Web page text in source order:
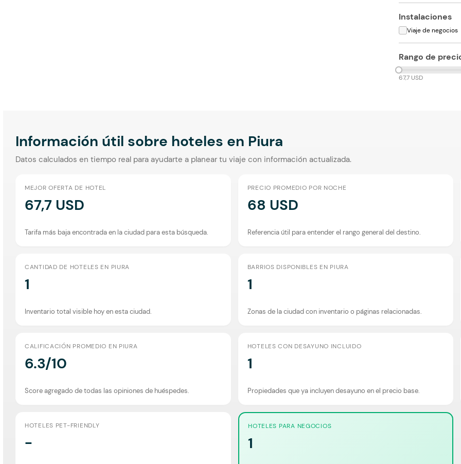
Instalaciones
Viaje de negocios
Rango de
67,7 USD
Información útil sobre hoteles en Piura
Datos calculados en tiempo real para ayudarte a planear tu viaje con información actualizada.
MEJOR OFERTA DE HOTEL
67,7 USD
Tarifa más baja encontrada en la ciudad para esta búsqueda.
PRECIO PROMEDIO POR NOCHE
68 USD
Referencia útil para entender el rango general del destino.
CANTIDAD DE HOTELES EN PIURA
1
Inventario total visible hoy en esta ciudad.
BARRIOS DISPONIBLES EN PIURA
1
Zonas de la ciudad con inventario o páginas relacionadas.
CALIFICACIÓN PROMEDIO EN PIURA
6.3/10
Score agregado de todas las opiniones de huéspedes.
HOTELES CON DESAYUNO INCLUIDO
1
Propiedades que ya incluyen desayuno en el precio base.
HOTELES PET-FRIENDLY
-
HOTELES PARA NEGOCIOS
1